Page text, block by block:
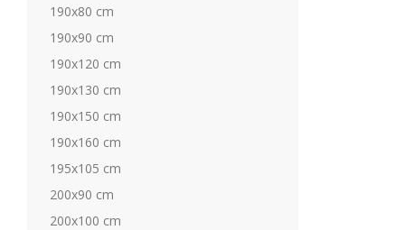
190x80 cm
190x90 cm
190x120 cm
190x130 cm
190x150 cm
190x160 cm
195x105 cm
200x90 cm
200x100 cm